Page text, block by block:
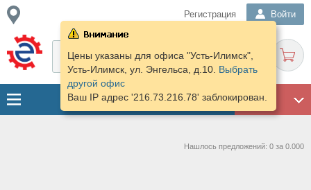
Регистрация Войти
ГАРАЖ
Цены указаны для офиса "Усть-Илимск",
Усть-Илимск, ул. Энгельса, д.10. Выбрать
другой офис
Ваш IP адрес '216.73.216.78' заблокирован.
Нашлось предложений: 0 за 0.000